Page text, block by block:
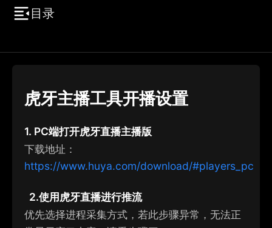
目录
虎牙主播工具开播设置
1. PC端打开虎牙直播主播版
下载地址：
https://www.huya.com/download/#players_pc
2.使用 虎牙直播进行推流
优先选择进程采集方式， 若此步骤异常，无法正